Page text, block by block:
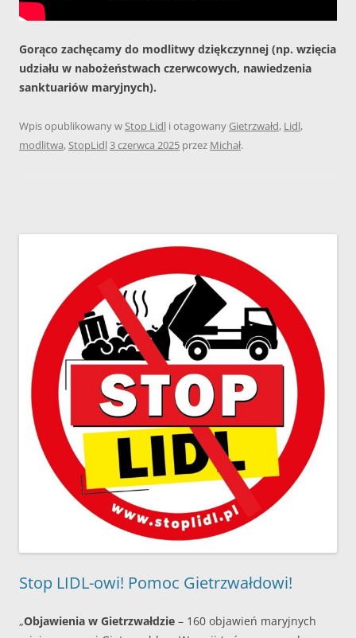
Gorąco zachęcamy do modlitwy dziękczynnej (np. wzięcia
udziału w nabożeństwach czerwcowych, nawiedzenia
sanktuariów maryjnych).
Wpis opublikowany wStop Lidl i otagowany Gietrzwałd, Lidl,
modlitwa,StopLidl 3 czerwca 2025 przez Michał.
Stop LIDL-owi! Pomoc Gietrzwałdowi!
„Objawienia w Gietrzwałdzie – 160 objawień maryjnych